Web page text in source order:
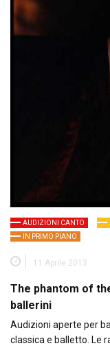
AUDIZIONI CANTO
IN PRIMO PIANO
11 Aprile 2013
The phantom of
ballerini
Audizioni aperte per
classica e balletto. Le